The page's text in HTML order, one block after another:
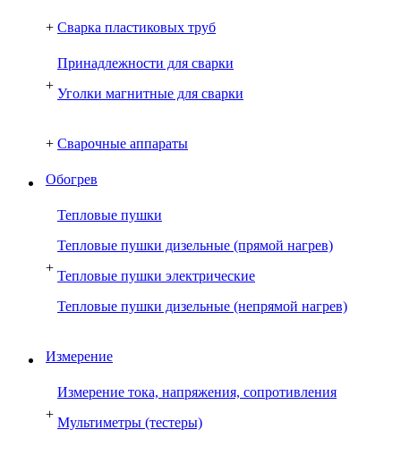
+ Сварка пластиковых труб
+
Принадлежности для сварки
Уголки магнитные для сварки
+ Сварочные аппараты
Обогрев
+
Тепловые пушки
Тепловые пушки дизельные (прямой нагрев)
Тепловые пушки электрические
Тепловые пушки дизельные (непрямой нагрев)
Измерение
+
Измерение тока, напряжения, сопротивления
Мультиметры (тестеры)